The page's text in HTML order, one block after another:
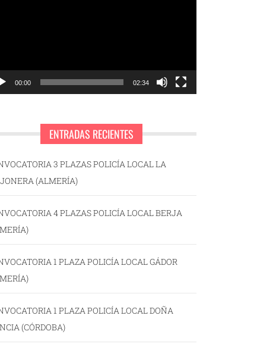
00:00 02:34
ENTRADAS RECIENTES
3 PLAZAS POLICÍA LOCAL LA
(ALMERÍA)
4 PLAZAS POLICÍA LOCAL BERJA
1 PLAZA POLICÍA LOCAL GÁDOR
1 PLAZA POLICÍA LOCAL DOÑA
(CÓRDOBA)